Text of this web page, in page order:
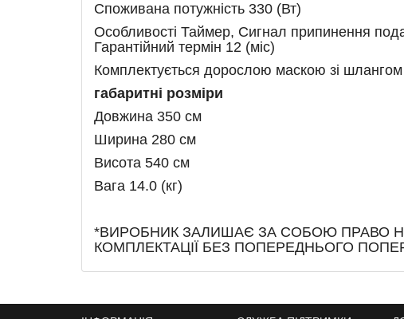
Споживана потужність 330 (Вт)
Особливості Таймер, Сигнал припинення
Гарантійний термін 12 (міс)
Комплектується дорослою маскою зі
габаритні розміри
Довжина 350 см
Ширина 280 см
Висота 540 см
Вага 14.0 (кг)
*ВИРОБНИК ЗАЛИШАЄ ЗА СОБОЮ ПРАВО
КОМПЛЕКТАЦІЇ БЕЗ ПОПЕРЕДНЬОГО